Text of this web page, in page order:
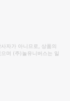
자가 아니므로, 상품의
며 (주)놀유니버스는 일